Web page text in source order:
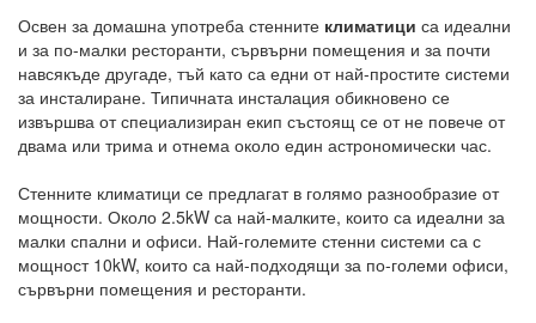
Освен за домашна употреба стенните климатици са идеални
и за по-малки ресторанти, сървърни помещения и за почти
навсякъде другаде, тъй като са едни от най-простите системи
за инсталиране. Типичната инсталация обикновено се
извършва от специализиран екип състоящ се от не повече от
двама или трима и отнема около един астрономически час.
Стенните климатици се предлагат в голямо разнообразие от
мощности. Около 2.5kW са най-малките, които са идеални за
малки спални и офиси. Най-големите стенни системи са с
мощност 10kW, които са най-подходящи за по-големи офиси,
сървърни помещения и ресторанти.